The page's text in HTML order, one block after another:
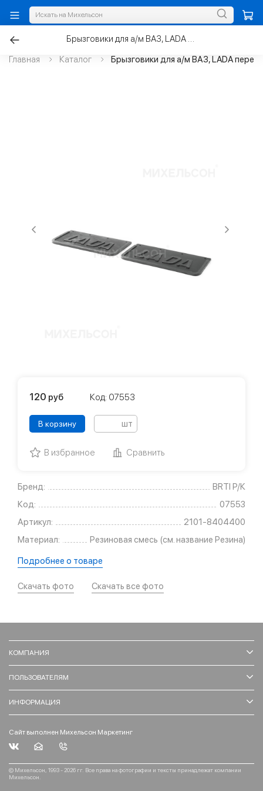
Главная Каталог Брызговики для а/м ВАЗ, LADA
Бренд:
BRTI Р/К
Код:
07553
Артикул:
2101-8404400
Материал:
Резиновая смесь (см. название Резина)
Подробнее о товаре
Скачать фото Скачать все фото
120 руб Код: 07553
В корзину шт
В избранное Сравнить
КОМПАНИЯ
ПОЛЬЗОВАТЕЛЯМ
ИНФОРМАЦИЯ
Сайт выполнен Михельсон Маркетинг
© Михельсон, 1993 - 2026 гг. Все права на фотографии и тексты принадлежат компании
Михельсон.